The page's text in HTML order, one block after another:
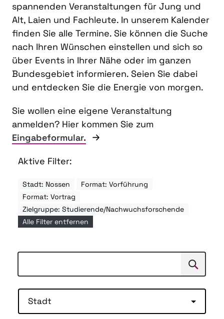
spannenden Veranstaltungen für Jung und
Alt, Laien und Fachleute. In unserem Kalender
finden Sie alle Termine. Sie können die Suche
nach Ihren Wünschen einstellen und sich so
über Events in Ihrer Nähe oder im ganzen
Bundesgebiet informieren. Seien Sie dabei
und entdecken Sie die Energie von morgen.
Sie wollen eine eigene Veranstaltung
anmelden? Hier kommen Sie zum
Eingabeformular.
Aktive Filter:
Stadt: Nossen
Format: Vorführung
Format: Vortrag
Zielgruppe: Studierende/Nachwuchsforschende
Alle Filter entfernen
Suchen
Stadt